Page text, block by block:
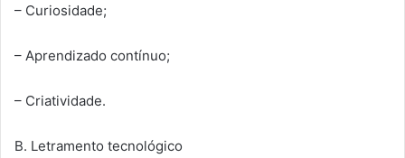
– Curiosidade;
– Aprendizado contínuo;
– Criatividade.
B. Letramento tecnológico